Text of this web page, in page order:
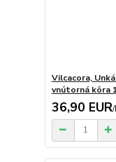
Vilcacora,
vnútorná kôra
36,90 EUR/